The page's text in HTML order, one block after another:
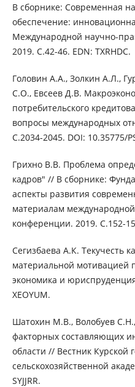
В сборнике: Современная
обеспечение:
Международной научно-
2019. С.42-46. EDN: TXRHDC.
Головин А.А., Золкин А.Л.,
С.О., Евсеев Д.В.
потребительского
вопросы международных
С.2034-2045. DOI: 10.35775/
Грихно В.В. Проблема
кадров" // В сборнике:
аспекты развития
материалам
конференции. 2019. С.152-
Сегизбаева А.К. Текучесть
материальной мотивацией
экономика и
XEOYUM.
Шатохин М.В., Волобуев
факторных составляющих
области // Вестник Курской
сельскохозяйственной
SYJJRR.